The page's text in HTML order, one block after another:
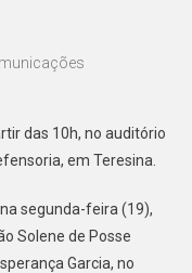
das 10h, no auditório
em Teresina.
segunda-feira (19),
Solene de Posse
Garcia, no